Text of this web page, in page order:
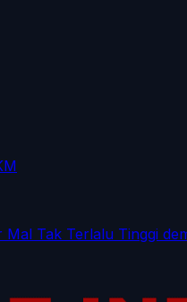
Kasus TPPO